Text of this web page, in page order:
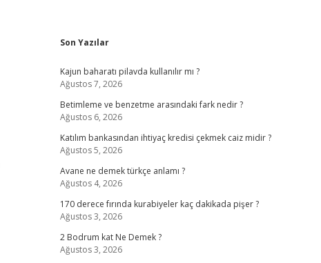
Sidebar
Son Yazılar
Kajun baharatı pilavda kullanılır mı ?
Ağustos 7, 2026
Betimleme ve benzetme arasındaki fark nedir ?
Ağustos 6, 2026
Katılım bankasından ihtiyaç kredisi çekmek caiz midir ?
Ağustos 5, 2026
Avane ne demek türkçe anlamı ?
Ağustos 4, 2026
170 derece fırında kurabiyeler kaç dakikada pişer ?
Ağustos 3, 2026
2 Bodrum kat Ne Demek ?
Ağustos 3, 2026